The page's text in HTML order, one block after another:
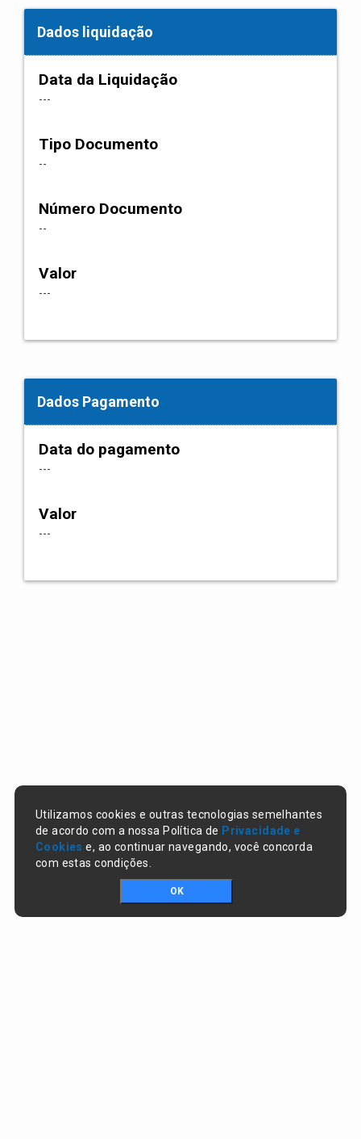
Dados liquidação
Data da Liquidação
---
Tipo Documento
--
Número Documento
--
Valor
---
Dados Pagamento
Data do pagamento
---
Valor
---
Utilizamos cookies e outras tecnologias semelhantes
de acordo com a nossa Política de Privacidade e
Cookies e, ao continuar navegando, você concorda
com estas condições.
OK